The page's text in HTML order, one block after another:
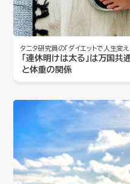
タニタ研究員の「ダイエットで人生変
「連休明けは太る」は万国共
と体重の関係